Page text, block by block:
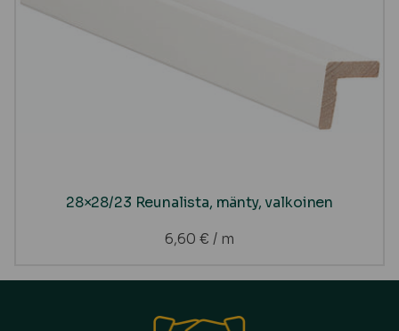
28×28/23 Reunalista, mänty, valkoinen
6,60 € / m